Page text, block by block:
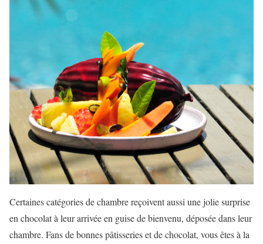
Certaines catégories de chambre reçoivent aussi une jolie surprise
en chocolat à leur arrivée en guise de bienvenu, déposée dans leur
chambre. Fans de bonnes pâtisseries et de chocolat, vous êtes à la